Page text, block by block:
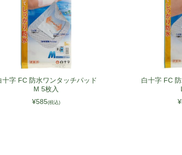
十字 FC 防水ワンタッチパッド
M 5枚入
¥585(税込)
白十字 FC